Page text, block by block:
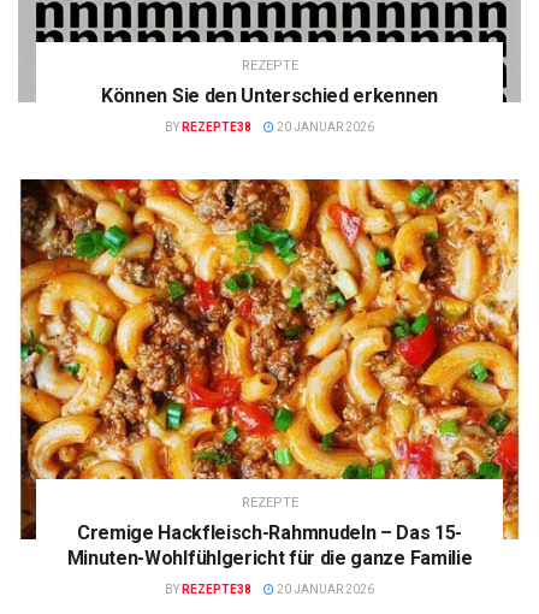
REZEPTE
Können Sie den Unterschied erkennen
BY REZEPTE38 20 JANUAR 2026
REZEPTE
Cremige Hackfleisch-Rahmnudeln – Das 15-
Minuten-Wohlfühlgericht für die ganze Familie
BY REZEPTE38 20 JANUAR 2026